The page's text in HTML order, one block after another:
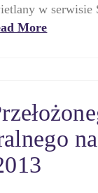
w serwisie
More